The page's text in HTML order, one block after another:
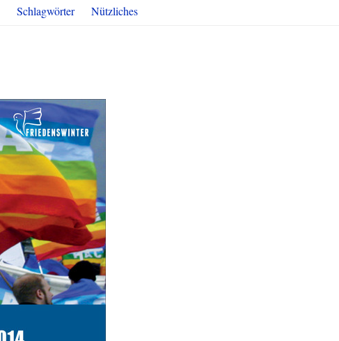
Schlagwörter Nützliches